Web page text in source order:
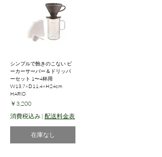
シンプルで飽きのこない ビ
ーカーサーバー＆ドリッパ
ーセット 1〜4杯用
W13.7×D11.4×H24cm
HARIO
価格
￥3,200
消費税込み | 配送料金表
在庫なし